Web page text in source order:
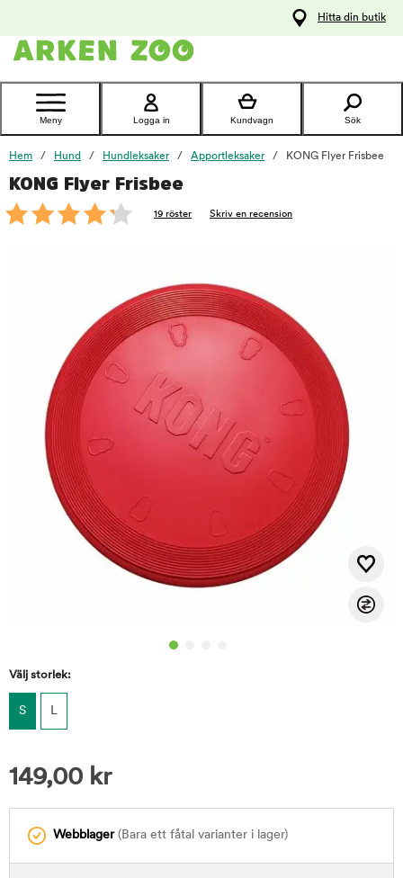
Kontakta
Hitta din butik
Meny Logga in Kundvagn Sök
Hem Hund Hundleksaker Apportleksaker KONG Flyer Frisbee
KONG Flyer Frisbee
19 röster Skriv en recension
Välj storlek:
S L
149,00 kr
Webblager(Bara ett fåtal varianter i lager)
foo